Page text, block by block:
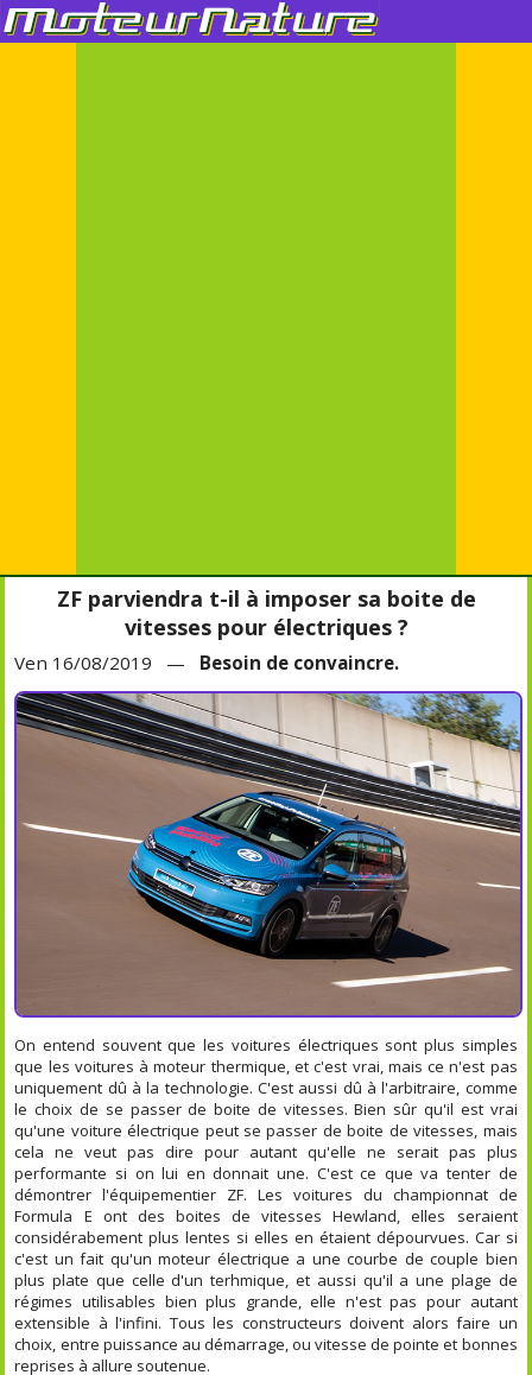
ZF parviendra t-il à imposer sa boite de
vitesses pour électriques ?
Ven 16/08/2019 — Besoin de convaincre.
On entend souvent que les voitures électriques sont plus simples
que les voitures à moteur thermique, et c'est vrai, mais ce n'est pas
uniquement dû à la technologie. C'est aussi dû à l'arbitraire, comme
le choix de se passer de boite de vitesses. Bien sûr qu'il est vrai
qu'une voiture électrique peut se passer de boite de vitesses, mais
cela ne veut pas dire pour autant qu'elle ne serait pas plus
performante si on lui en donnait une. C'est ce que va tenter de
démontrer l'équipementier ZF. Les voitures du championnat de
Formula E ont des boites de vitesses Hewland, elles seraient
considérabement plus lentes si elles en étaient dépourvues. Car si
c'est un fait qu'un moteur électrique a une courbe de couple bien
plus plate que celle d'un terhmique, et aussi qu'il a une plage de
régimes utilisables bien plus grande, elle n'est pas pour autant
extensible à l'infini. Tous les constructeurs doivent alors faire un
choix, entre puissance au démarrage, ou vitesse de pointe et bonnes
reprises à allure soutenue.